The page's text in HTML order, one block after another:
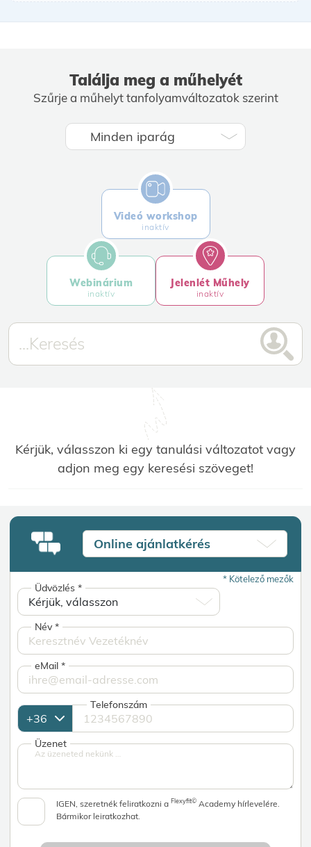
Találja meg a műhelyét
Szűrje a műhelyt tanfolyamváltozatok szerint
Videó workshop
inaktív
Webinárium
inaktív
Jelenlét Műhely
inaktív
Kérjük, válasszon ki egy tanulási változatot vagy
adjon meg egy keresési szöveget!
Online ajánlatkérés
*Kötelező mezők
Üdvözlés*
Név*
eMail*
Telefonszám
Üzenet
IGEN, szeretnék feliratkozni aFlexyfit© Academy hírlevelére.
Bármikor leiratkozhat.